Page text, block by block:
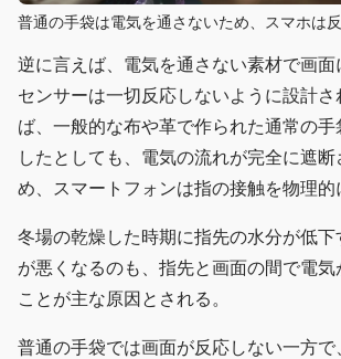
普通の手袋は電気を通さないため、スマホは反
逆に言えば、電気を通さない素材で画面
センサーは一切反応しないように設計さ
ば、一般的な布や革で作られた通常の
したとしても、電気の流れが完全に遮断
め、スマートフォンは指の接触を物理的
冬場の乾燥した時期に指先の水分が低
が悪くなるのも、指先と画面の間で電気
ことが主な原因とされる。
普通の手袋では画面が反応しない一方で